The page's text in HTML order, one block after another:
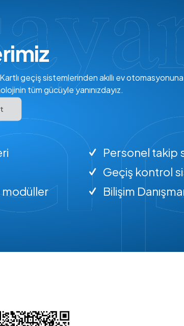
geçiş sistemlerinden akıllı ev
tüm gücüyle yanınızdayız.
modüller
Personel takip
Geçiş kontrol
Bilişim